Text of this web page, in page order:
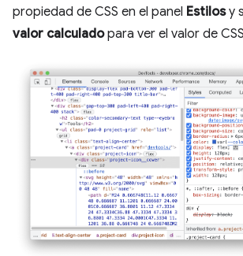
propiedad de CSS en el panel Estilosy
valor calculadopara ver el valor de